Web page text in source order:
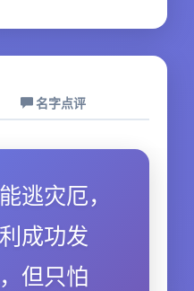
名字点评
逃灾厄，
成功发
但只怕